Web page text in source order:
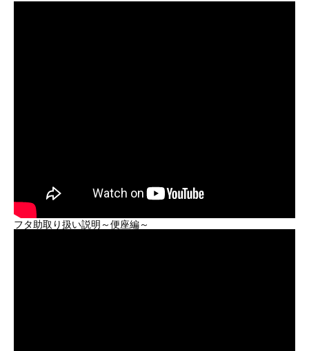
フタ助取り扱い説明～便座編～